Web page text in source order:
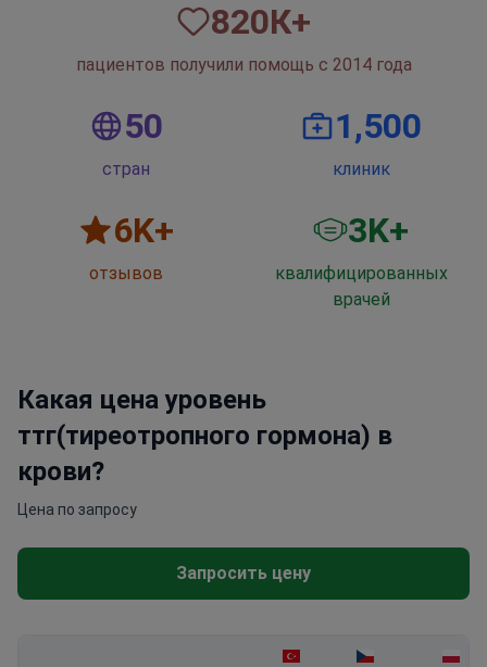
820К+
пациентов получили помощь с 2014 года
50
стран
1,500
клиник
6K+
отзывов
3K+
квалифицированных
врачей
Какая цена уровень
ттг(тиреотропного гормона) в
крови?
Цена по запросу
Запросить цену